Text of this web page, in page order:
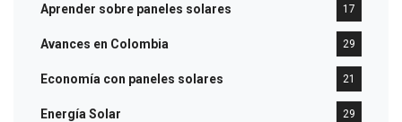
Aprender sobre paneles solares 17
Avances en Colombia 29
Economía con paneles solares 21
Energía Solar 29